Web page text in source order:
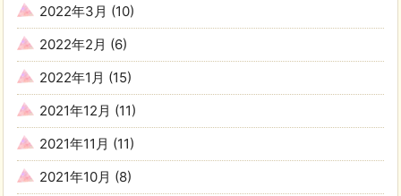
2022年3月 (10)
2022年2月 (6)
2022年1月 (15)
2021年12月 (11)
2021年11月 (11)
2021年10月 (8)